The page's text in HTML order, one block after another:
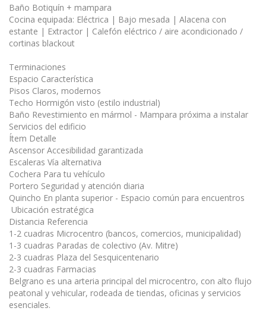
Baño Botiquín + mampara
Cocina equipada: Eléctrica | Bajo mesada | Alacena con
estante | Extractor | Calefón eléctrico / aire acondicionado /
cortinas blackout
Terminaciones
Espacio Característica
Pisos Claros, modernos
Techo Hormigón visto (estilo industrial)
Baño Revestimiento en mármol - Mampara próxima a instalar
Servicios del edificio
Ítem Detalle
Ascensor Accesibilidad garantizada
Escaleras Vía alternativa
Cochera Para tu vehículo
Portero Seguridad y atención diaria
Quincho En planta superior - Espacio común para encuentros
️ Ubicación estratégica
Distancia Referencia
1-2 cuadras Microcentro (bancos, comercios, municipalidad)
1-3 cuadras Paradas de colectivo (Av. Mitre)
2-3 cuadras Plaza del Sesquicentenario
2-3 cuadras Farmacias
Belgrano es una arteria principal del microcentro, con alto flujo
peatonal y vehicular, rodeada de tiendas, oficinas y servicios
esenciales.